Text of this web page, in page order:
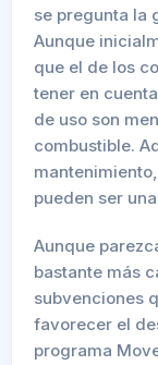
se pregunta la
Aunque
que el de los
tener en
de uso son
combustible.
pueden ser
Aunque
bastante más
subvenciones
favorecer el
programa